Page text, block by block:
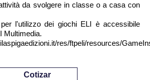
da svolgere in classe o a casa con
l'utilizzo dei giochi ELI è accessibile
Multimedia.
res/ftpeli/resources/
Cotizar